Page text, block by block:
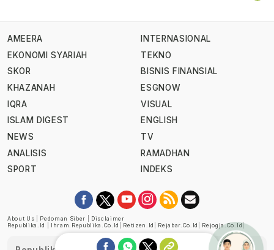
AMEERA
EKONOMI SYARIAH
SKOR
KHAZANAH
IQRA
ISLAM DIGEST
NEWS
ANALISIS
SPORT
INTERNASIONAL
TEKNO
BISNIS FINANSIAL
ESGNOW
VISUAL
ENGLISH
TV
RAMADHAN
INDEKS
About Us Pedoman Siber
Disclaimer
Republika.id
Ihram.republika.co.id Retizen.id Rejabar.co.id Rejogja.co.id